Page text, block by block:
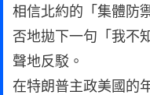
相信北約的「集體防
否地拋下一句「我不
聲地反駁。
在特朗普主政美國的